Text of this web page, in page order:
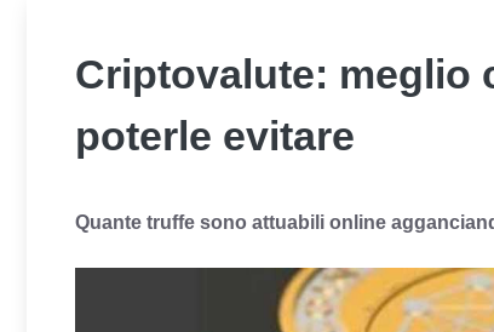
Criptovalute: meglio
poterle evitare
Quante truffe sono attuabili online